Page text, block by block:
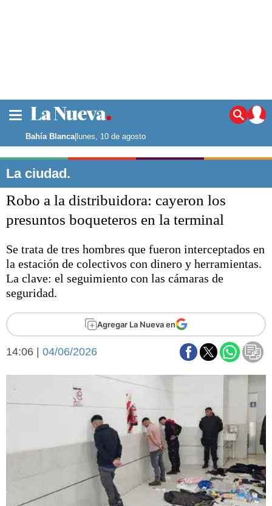
Noticias
La ciudad
Punta Alta
El mundo
Seguridad
Deportes
Escenario Olímpico
Liga del Sur
Básquetbol
Federal A
Arte y cultura
Aplausos
Economía y finanzas
Con el campo
Espacio empresas
Sociedad y tiempo
Sociedad
Tecnología
Turismo
Salud
Es viral
El tiempo
Bahía Blanca|lunes, 10 de agosto
La ciudad.
Robo a la distribuidora: cayeron los
presuntos boqueteros en la terminal
Se trata de tres hombres que fueron interceptados en
la estación de colectivos con dinero y herramientas.
La clave: el seguimiento con las cámaras de
seguridad.
Agregar La Nueva en
14:06 | 04/06/2026